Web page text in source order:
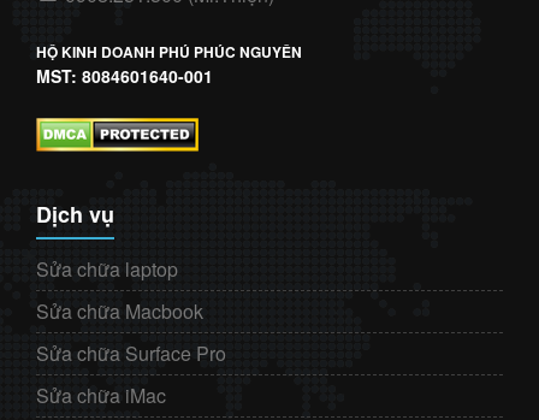
HỘ KINH DOANH PHÚ PHÚC NGUYÊN
MST: 8084601640-001
Dịch vụ
Sửa chữa laptop
Sửa chữa Macbook
Sửa chữa Surface Pro
Sửa chữa iMac